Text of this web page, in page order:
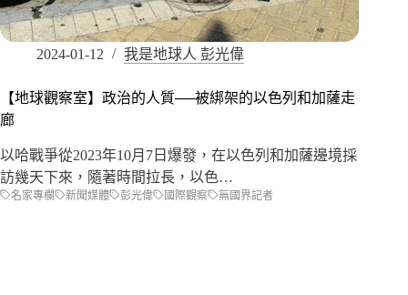
2024-01-12 我是地球人 彭光偉
【地球觀察室】政治的人質──被綁架的以色列和加薩走
廊
以哈戰爭從2023年10月7日爆發，在以色列和加薩邊境採
訪幾天下來，隨著時間拉長，以色…
名家專欄 新聞媒體 彭光偉 國際觀察 無國界記者